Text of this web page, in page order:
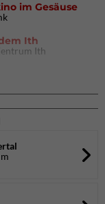
im Gesäuse
Ith
Ith
(Thalkirchen)